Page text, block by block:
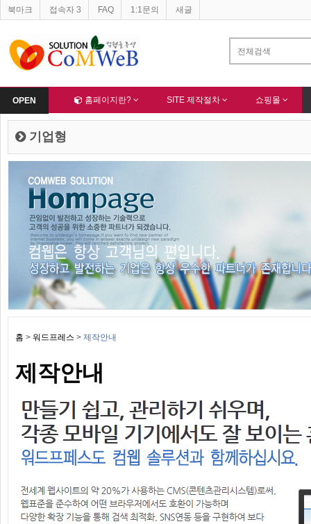
OPEN
북마크 접속자 3 FAQ 1:1문의 새글
Home 홈페이지란? SITE 제작절차 쇼핑몰
기업형
홈 > 워드프레스 > 제작안내
제작안내